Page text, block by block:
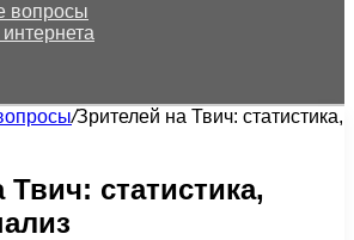
вопросы
/Зрителей на Твич: статистика,
статистика,